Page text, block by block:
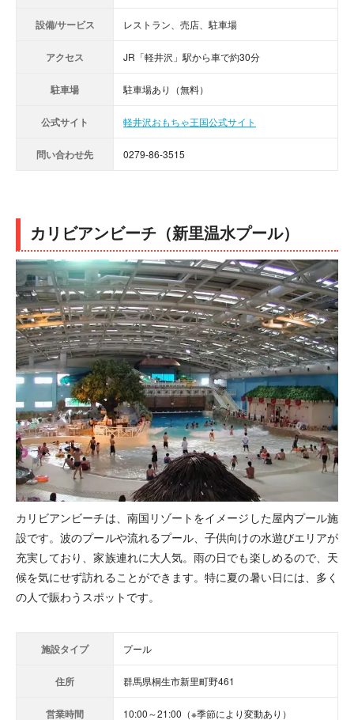
設備/サービス レストラン、売店、駐車場
アクセス JR「軽井沢」駅から車で約30分
駐車場 駐車場あり（無料）
公式サイト 軽井沢おもちゃ王国公式サイト
問い合わせ先 0279-86-3515
カリビアンビーチ（新里温水プール）
カリビアンビーチは、南国リゾートをイメージした屋内プール施
設です。波のプールや流れるプール、子供向けの水遊びエリアが
充実しており、家族連れに大人気。雨の日でも楽しめるので、天
候を気にせず訪れることができます。特に夏の暑い日には、多く
の人で賑わうスポットです。
施設タイプ プール
住所 群馬県桐生市新里町野461
営業時間 10:00～21:00（※季節により変動あり）